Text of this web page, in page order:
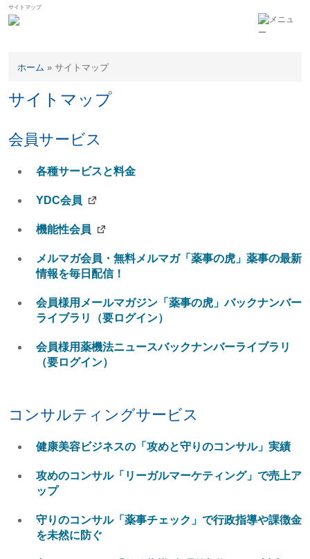
サイトマップ
ホーム » サイトマップ
サイトマップ
会員サービス
各種サービスと料金
YDC会員
機能性会員
メルマガ会員・無料メルマガ「薬事の虎」薬事の最新
情報を毎日配信！
会員様用メールマガジン「薬事の虎」バックナンバー
ライブラリ（要ログイン）
会員様用薬機法ニュースバックナンバーライブラリ
（要ログイン）
コンサルティングサービス
健康美容ビジネスの「攻めと守りのコンサル」実績
攻めのコンサル「リーガルマーケティング」で売上ア
ップ
守りのコンサル「薬事チェック」で行政指導や課徴金
を未然に防ぐ